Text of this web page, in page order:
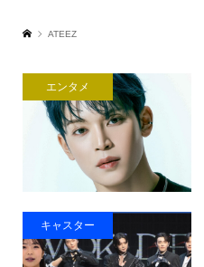
ATEEZ
エンタメ
キャスター